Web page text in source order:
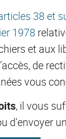
38 et
1978
et aux
de
vous
, il vous
d'envoyer